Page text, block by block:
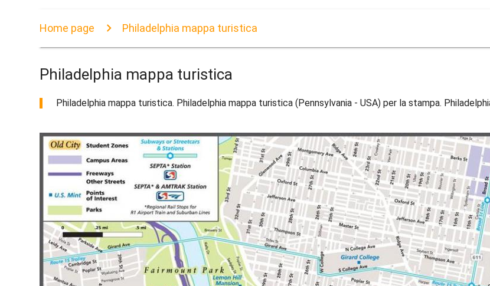
Home page Philadelphia mappa turistica
Philadelphia mappa turistica
Philadelphia mappa turistica. Philadelphia mappa turistica (Pennsylvania - USA) per la stampa.